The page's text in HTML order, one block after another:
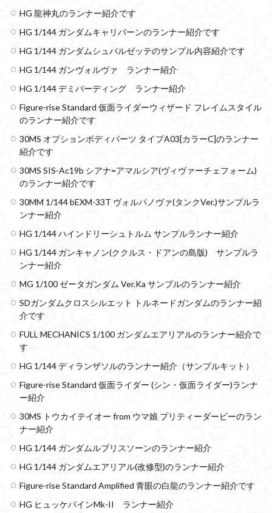
HG 龍神丸のランナー紹介です
HG 1/144 ガンダムキャリバーンのランナー紹介です
HG 1/144 ガンダムシュバルゼッテのサンプル内容紹介です
HG 1/144 ガンヴォルヴァ ランナー紹介
HG 1/144 デミバーディング ランナー紹介
Figure-rise Standard 仮面ライダーウィザード フレイムスタイル
のランナー紹介です
30MS オプションボディパーツ タイプA03[カラーC]のランナー
紹介です
30MS SIS-Ac19b シアナ=アマルシア(ヴィヴァーチェフォーム)
のランナー紹介です
30MM 1/144 bEXM-33T ヴォルパノヴァ(タンクVer.)サンプルラ
ンナー紹介
HG 1/144 ハインドリーシュトルム サンプルランナー紹介
HG 1/144 ガンキャノン(ククルス・ドアンの島版) サンプルラ
ンナー紹介
MG 1/100 ゼータガンダム Ver.Ka サンプルのランナー紹介
SDガンダムクロスシルエット トルネードガンダムのランナー紹
介です
FULL MECHANICS 1/100 ガンダムエアリアルのランナー紹介で
す
HG 1/144 ディランザソルのランナー紹介（サンプルキット）
Figure-rise Standard 仮面ライダー (シン・仮面ライダー)ランナ
ー紹介
30MS トウカイテイオー from ウマ娘 プリティーダービーのラン
ナー紹介
HG 1/144 ガンダムルブリスソーンのランナー紹介
HG 1/144 ガンダムエアリアル(改修型)のランナー紹介
Figure-rise Standard Amplified 青眼の白龍のランナー紹介です
HG ヒュッケバインMk-II ランナー紹介